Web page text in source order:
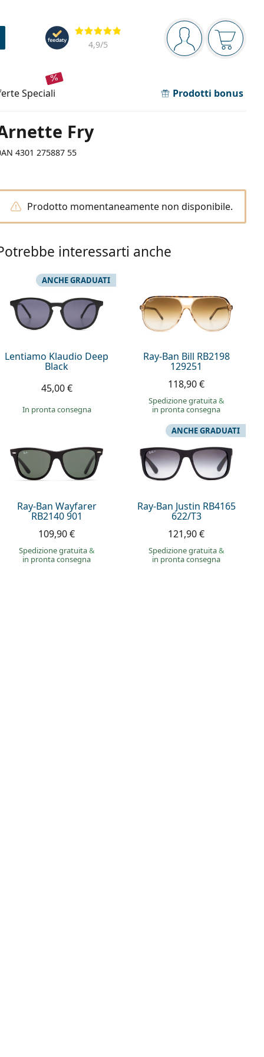
Barra di navigazione
sei connesso
Il
Valutazione
4,9/5
speciali Prodotti bonus
Fry
4301 275887 55
Prodotto momentaneamente non disponibile.
interessarti anche
Lentiamo Klaudio Deep
Black
ANCHE GRADUATI
45,00 €
in pronta consegna
Ray-Ban Bill RB2198
129251
118,90 €
Spedizione gratuita&
in pronta consegna
Ray-Ban Wayfarer
RB2140 901
109,90 €
Spedizione gratuita&
in pronta consegna
Ray-Ban Justin RB4165
622/T3
ANCHE GRADUATI
121,90 €
Spedizione gratuita&
in pronta consegna